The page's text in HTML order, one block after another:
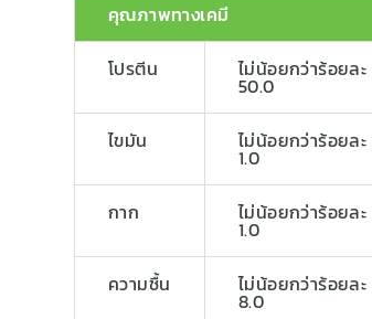
คุณภาพทางเคมี
โปรตีน ไม่น้อยกว่าร้อยละ
50.0
ไขมัน ไม่น้อยกว่าร้อยละ
1.0
กาก ไม่น้อยกว่าร้อยละ
1.0
ความชื้น ไม่น้อยกว่าร้อยละ
8.0